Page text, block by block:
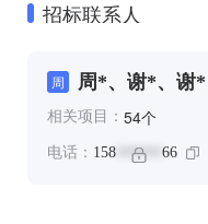
招标联系人
周 周*、谢*、谢*
相关项目： 54个
电话： 158 ****** 66